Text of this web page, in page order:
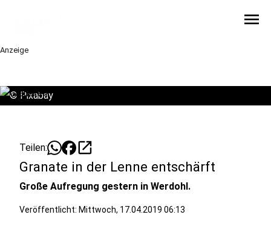
menu
Anzeige
© Pixabay
Teilen: open_in_new
Granate in der Lenne entschärft
Große Aufregung gestern in Werdohl.
Veröffentlicht: Mittwoch, 17.04.2019 06:13